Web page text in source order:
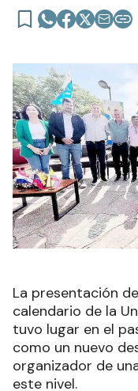
La presentación
calendario de la
tuvo lugar en el
como un nuevo
organizador de
este nivel.